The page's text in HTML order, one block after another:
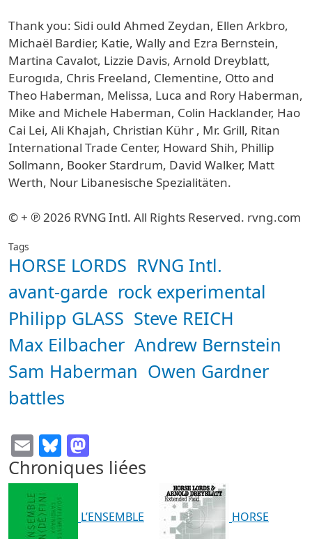
Thank you: Sidi ould Ahmed Zeydan, Ellen Arkbro,
Michaël Bardier, Katie, Wally and Ezra Bernstein,
Martina Cavalot, Lizzie Davis, Arnold Dreyblatt,
Eurogıda, Chris Freeland, Clementine, Otto and
Theo Haberman, Melissa, Luca and Rory Haberman,
Mike and Michele Haberman, Colin Hacklander, Hao
Cai Lei, Ali Khajah, Christian Kühr , Mr. Grill, Ritan
International Trade Center, Howard Shih, Phillip
Sollmann, Booker Stardrum, David Walker, Matt
Werth, Nour Libanesische Spezialitäten.
© + ℗ 2026 RVNG Intl. All Rights Reserved. rvng.com
Tags
HORSE LORDS RVNG Intl.
avant-garde rock experimental
Philipp GLASS Steve REICH
Max Eilbacher Andrew Bernstein
Sam Haberman Owen Gardner
battles
EmailBluesky
Chroniques liées
L’ENSEMBLE HORSE